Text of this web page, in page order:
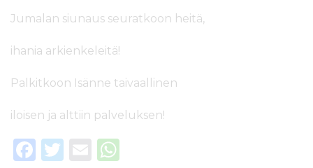
Jumalan siunaus seuratkoon heitä,
ihania arkienkeleitä!
Palkitkoon Isänne taivaallinen
iloisen ja alttiin palveluksen!
F
T
E